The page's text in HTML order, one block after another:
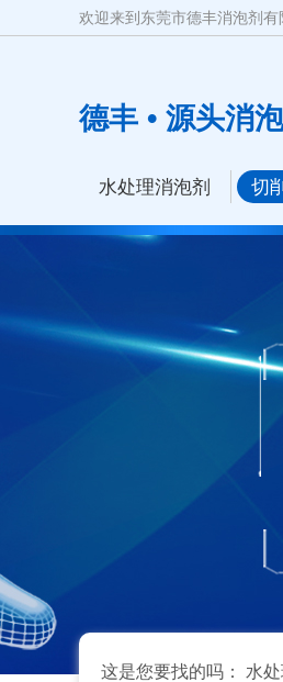
欢迎来到东莞市德丰消泡剂有
德丰 • 源头消
水处理消泡剂 切
这是您要找的吗： 水